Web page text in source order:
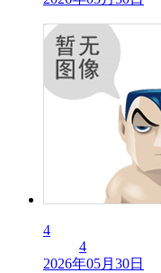
4
4
2026年05月30日